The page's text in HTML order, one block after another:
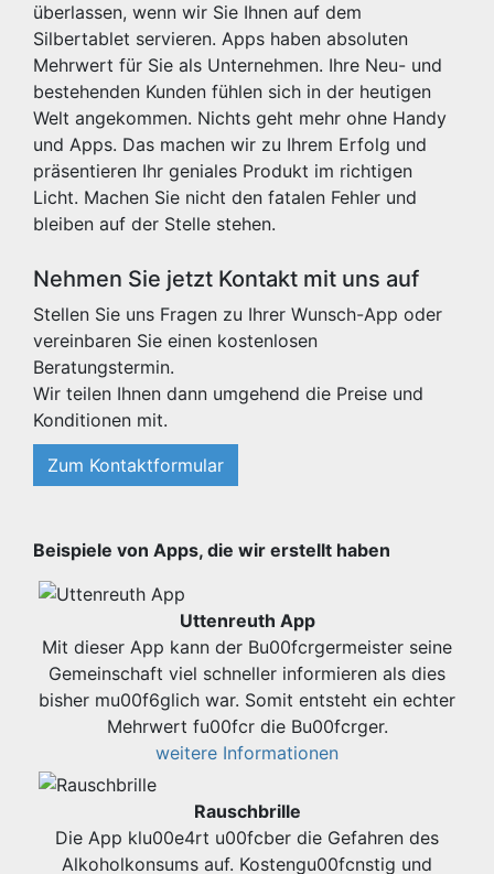
überlassen, wenn wir Sie Ihnen auf dem
Silbertablet servieren. Apps haben absoluten
Mehrwert für Sie als Unternehmen. Ihre Neu- und
bestehenden Kunden fühlen sich in der heutigen
Welt angekommen. Nichts geht mehr ohne Handy
und Apps. Das machen wir zu Ihrem Erfolg und
präsentieren Ihr geniales Produkt im richtigen
Licht. Machen Sie nicht den fatalen Fehler und
bleiben auf der Stelle stehen.
Nehmen Sie jetzt Kontakt mit uns auf
Stellen Sie uns Fragen zu Ihrer Wunsch-App oder
vereinbaren Sie einen kostenlosen
Beratungstermin.
Wir teilen Ihnen dann umgehend die Preise und
Konditionen mit.
Zum Kontaktformular
Beispiele von Apps, die wir erstellt haben
Uttenreuth App
Mit dieser App kann der Bu00fcrgermeister seine
Gemeinschaft viel schneller informieren als dies
bisher mu00f6glich war. Somit entsteht ein echter
Mehrwert fu00fcr die Bu00fcrger.
weitere Informationen
Rauschbrille
Die App klu00e4rt u00fcber die Gefahren des
Alkoholkonsums auf. Kostengu00fcnstig und